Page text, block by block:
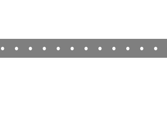
• • • • • • • • • • • •